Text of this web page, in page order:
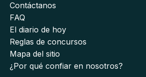
Contáctanos
FAQ
El diario de hoy
Reglas de concursos
Mapa del sitio
¿Por qué confiar en nosotros?